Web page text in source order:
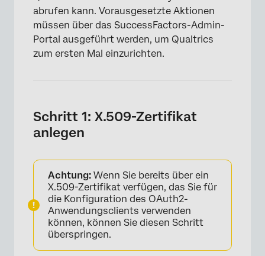
Authentifizierungsfehlern
Nichtauthentifizierungsfehlern
abrufen kann. Vorausgesetzte Aktionen
müssen über das SuccessFactors-Admin-
Portal ausgeführt werden, um Qualtrics
zum ersten Mal einzurichten.
Schritt 1: X.509-Zertifikat
anlegen
Achtung: Wenn Sie bereits über ein
X.509-Zertifikat verfügen, das Sie für
die Konfiguration des OAuth2-
Anwendungsclients verwenden
können, können Sie diesen Schritt
überspringen.